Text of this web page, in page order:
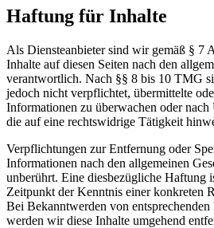
Haftung für Inhalte
Als Diensteanbieter sind wir gemäß § 7
Inhalte auf diesen Seiten nach den
verantwortlich. Nach §§ 8 bis 10 TMG
jedoch nicht verpflichtet, übermittelte
Informationen zu überwachen oder nach
die auf eine rechtswidrige Tätigkeit
Verpflichtungen zur Entfernung oder
Informationen nach den allgemeinen
unberührt. Eine diesbezügliche Haftung
Zeitpunkt der Kenntnis einer konkreten
Bei Bekanntwerden von entsprechenden
werden wir diese Inhalte umgehend